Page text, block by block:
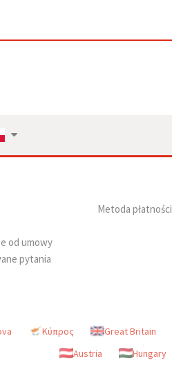
od umowy
pytania
Metoda płatności
Κύπρος Great Britain
Austria
Hungary